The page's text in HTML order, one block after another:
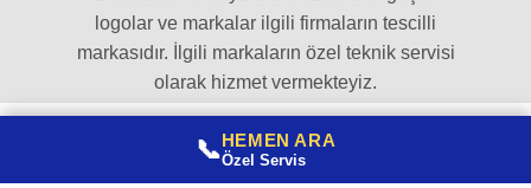
logolar ve markalar ilgili firmaların tescilli
markasıdır. İlgili markaların özel teknik servisi
olarak hizmet vermekteyiz.
📞HEMEN ARA
Özel Servis